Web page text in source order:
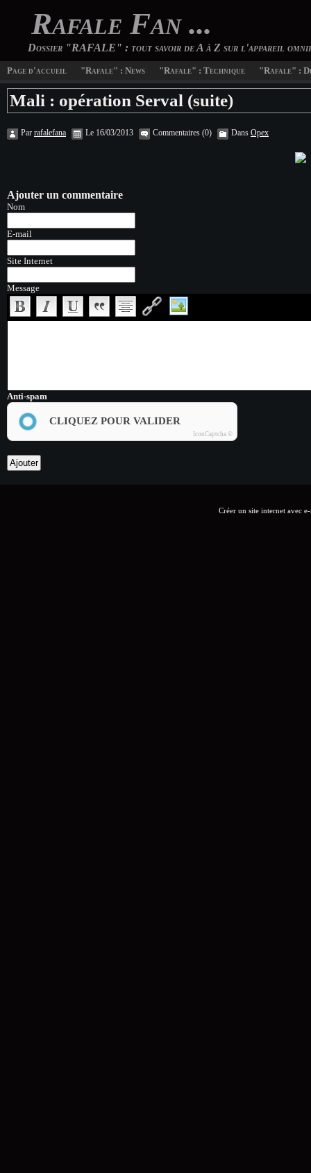
Rafale Fan ...
Dossier "RAFALE" : tout savoir de A à Z sur l'appareil
Page d'accueil "Rafale" : News "Rafale" : Technique "Rafale" :
Mali : opération Serval (suite)
Par rafalefana Le 16/03/2013 Commentaires (0) Dans Opex
Ajouter un commentaire
Nom
E-mail
Site Internet
Message
Anti-spam
CLIQUEZ POUR VALIDER
IconCaptcha ©
Créer un site internet avec